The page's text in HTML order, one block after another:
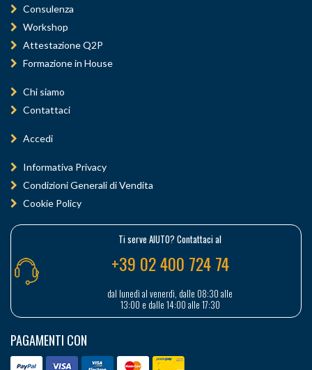
Consulenza
Workshop
Attestazione Q2P
Formazione in House
Chi siamo
Contattaci
Accedi
Informativa Privacy
Condizioni Generali di Vendita
Cookie Policy
Ti serve AIUTO? Contattaci al
+39 02 400 724 74
dal lunedì al venerdì, dalle 08:30 alle
13:00 e dalle 14:00 alle 17:30
PAGAMENTI CON